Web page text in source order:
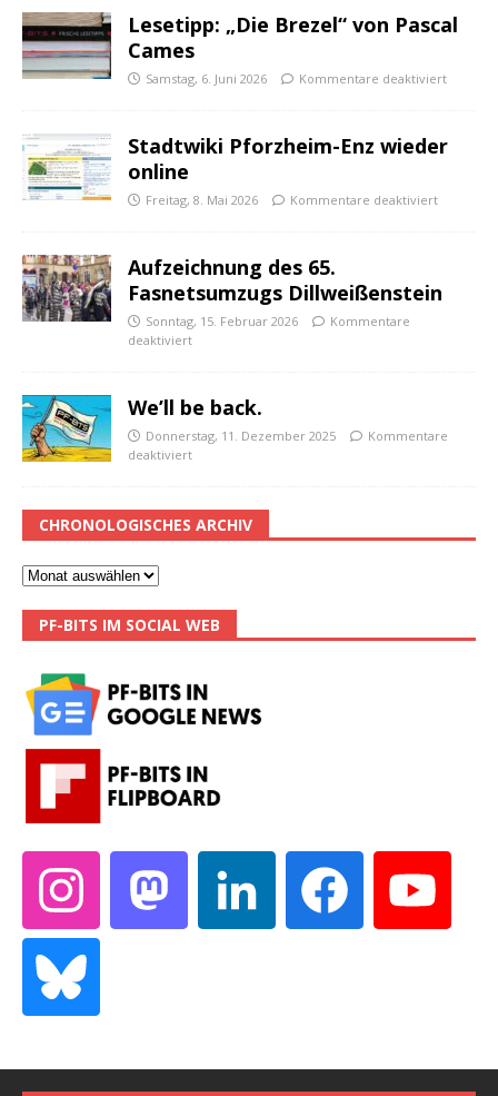
Lesetipp: „Die Brezel“ von Pascal
Cames
Samstag, 6. Juni 2026 Kommentare deaktiviert
Stadtwiki Pforzheim-Enz wieder
online
Freitag, 8. Mai 2026 Kommentare deaktiviert
Aufzeichnung des 65.
Fasnetsumzugs Dillweißenstein
Sonntag, 15. Februar 2026
Kommentare
deaktiviert
We’ll be back.
Donnerstag, 11. Dezember 2025
Kommentare
deaktiviert
CHRONOLOGISCHES ARCHIV
PF-BITS IM SOCIAL WEB